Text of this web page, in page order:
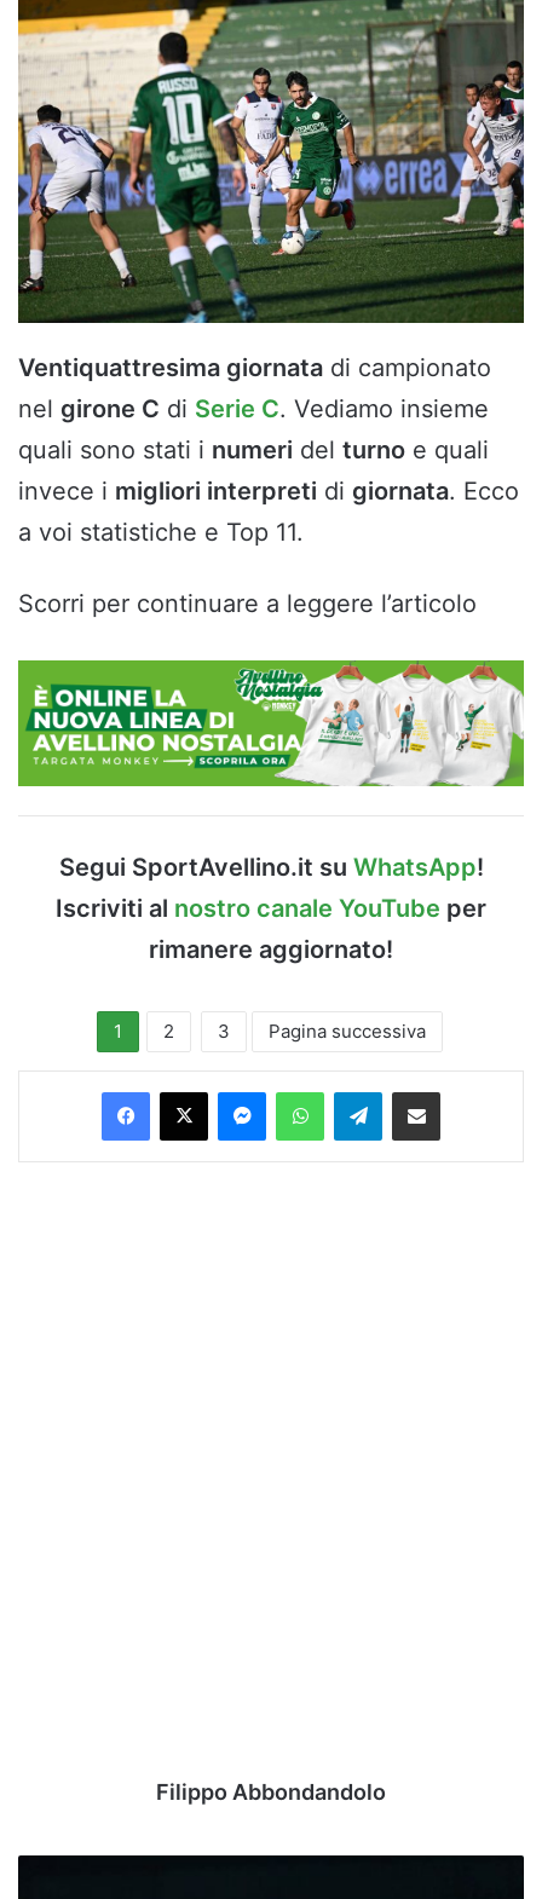
Ventiquattresima giornata di campionato
nel girone C di Serie C. Vediamo insieme
quali sono stati i numeri del turno e quali
invece i migliori interpreti di giornata. Ecco
a voi statistiche e Top 11.
Scorri per continuare a leggere l’articolo
Segui SportAvellino.it su WhatsApp!
Iscriviti al nostro canale YouTube per
rimanere aggiornato!
1 2 3 Pagina successiva
Facebook
X MessengerWhatsAppTelegramCondividi via Email
Filippo Abbondandolo